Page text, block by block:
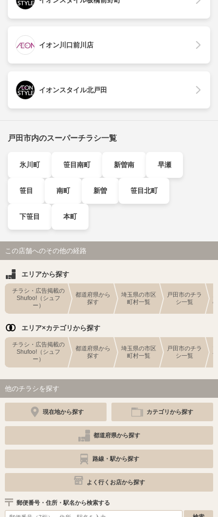
イオン川口前川店
イオンスタイル北戸田
戸田市内のスーパーチラシ一覧
氷川町 笹目南町 新曽南 早瀬
笹目 南町 新曽 笹目北町
下笹目 本町
この店舗へのその他の経路
エリアから探す
チラシ・広告掲載の
Shufoo!（シュフ
ー）
都道府県から
探す
埼玉県の市区
町村一覧
戸田市のチラ
シ一覧
エリア×カテゴリから探す
チラシ・広告掲載の
Shufoo!（シュフ
ー）
都道府県から
探す
埼玉県の市区
町村一覧
戸田市のチラ
シ一覧
他のチラシを探す
現在地から探す カテゴリから探す
都道府県から探す
路線・駅から探す
よく行くお店から探す
郵便番号・住所・駅名から検索する